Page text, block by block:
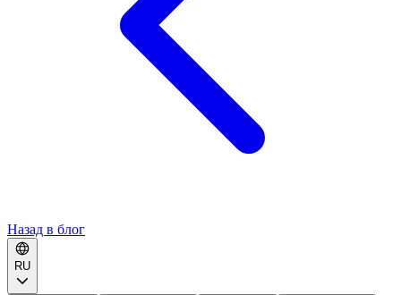
Назад в блог
RU